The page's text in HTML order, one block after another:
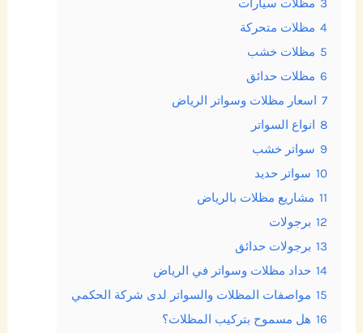
3 مظلات سيارات
4 مظلات متحركة
5 مظلات خشب
6 مظلات حدائق
7
اسعار مظلات وسواتر الرياض
8
انواع السواتر
9 سواتر خشب
10 سواتر حديد
11 مشاريع مظلات بالرياض
12 برجولات
13 برجولات حدائق
14 حداد مظلات وسواتر في الرياض
15 مواصفات المظلات والسواتر لدى شركة الحكمي
16 هل مسموح بتركيب المظلات؟